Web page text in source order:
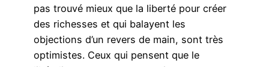
pas trouvé mieux que la liberté pour créer
des richesses et qui balayent les
objections d’un revers de main, sont très
optimistes. Ceux qui pensent que le